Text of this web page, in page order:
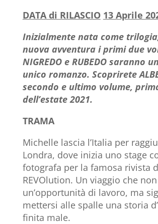
DATA di RILASCIO 13 Aprile
Inizialmente natacome
nuova avventurai primi due
NIGREDO e RUBEDO saranno
unico romanzo. Scoprirete
secondo e ultimo volume,
dell’estate 2021.
TRAMA
Michelle lascia l’Italia per
Londra, dove inizia uno stage
fotografa per la famosa rivista
REVOlution. Un viaggio che
un’opportunità di lavoro, ma
mettersi alle spalle una storia
finita male.